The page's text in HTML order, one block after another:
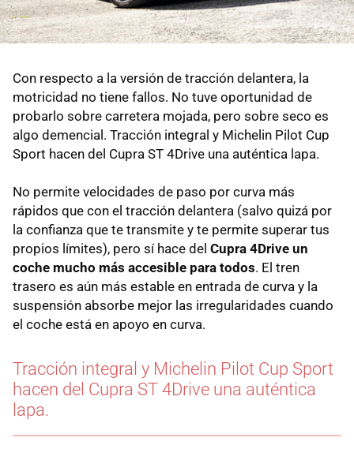
Con respecto a la versión de tracción delantera, la
motricidad no tiene fallos. No tuve oportunidad de
probarlo sobre carretera mojada, pero sobre seco es
algo demencial. Tracción integral y Michelin Pilot Cup
Sport hacen del Cupra ST 4Drive una auténtica lapa.
No permite velocidades de paso por curva más
rápidos que con el tracción delantera (salvo quizá por
la confianza que te transmite y te permite superar tus
propios límites), pero sí hace del Cupra 4Drive un
coche mucho más accesible para todos. El tren
trasero es aún más estable en entrada de curva y la
suspensión absorbe mejor las irregularidades cuando
el coche está en apoyo en curva.
Tracción integral y Michelin Pilot Cup Sport
hacen del Cupra ST 4Drive una auténtica
lapa.